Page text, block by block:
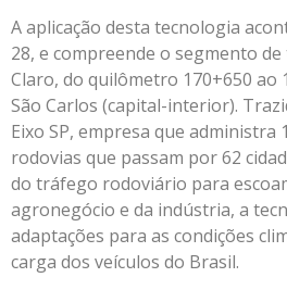
A aplicação desta tecnologia
28, e compreende o segmento
Claro, do quilômetro 170+650 ao
São Carlos (capital-interior).
Eixo SP, empresa que administra
rodovias que passam por 62
do tráfego rodoviário para
agronegócio e da indústria, a
adaptações para as condições
carga dos veículos do Brasil.